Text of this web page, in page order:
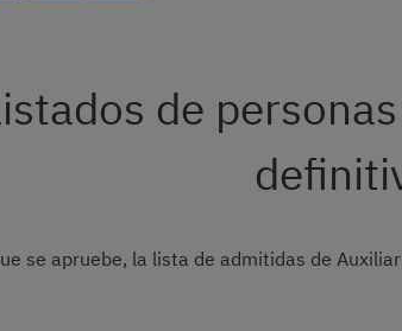
de
se apruebe, la lista de admitidas de